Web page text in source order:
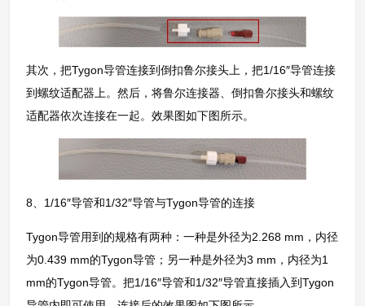
其次，把Tygon导管连接到倒扣鲁尔接头上，把1/16″导管连接
到螺纹适配器上。然后，将鲁尔连接器、倒扣鲁尔接头和螺纹
适配器依次连接在一起。效果图如下图所示。
8、1/16″导管和1/32″导管与Tygon导管的连接
Tygon导管用到的规格有两种：一种是外径为2.268 mm，内径
为0.439 mm的Tygon导管；另一种是外径为3 mm，内径为1
mm的Tygon导管。把1/16″导管和1/32″导管直接插入到Tygon